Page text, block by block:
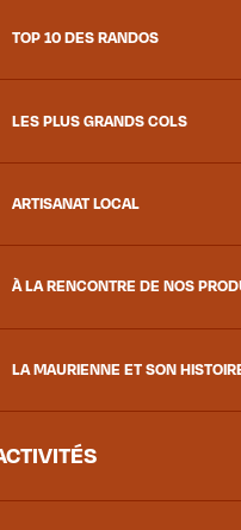
TOP 10 DES RANDOS
LES PLUS GRANDS COLS
ARTISANAT LOCAL
À LA RENCONTRE DE NOS
LA MAURIENNE ET SON
19h00